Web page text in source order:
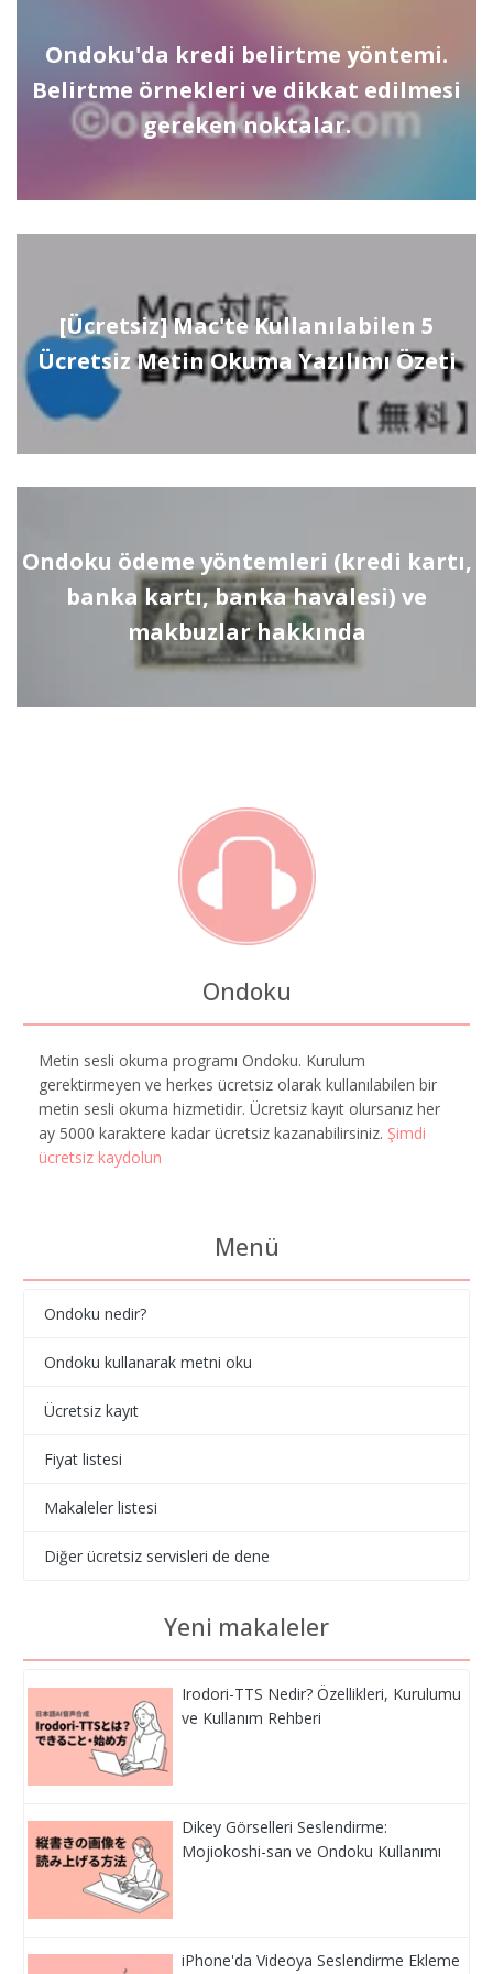
Ondoku'da kredi belirtme yöntemi.
Belirtme örnekleri ve dikkat edilmesi
gereken noktalar.
[Ücretsiz] Mac'te Kullanılabilen 5
Ücretsiz Metin Okuma Yazılımı Özeti
Ondoku ödeme yöntemleri (kredi kartı,
banka kartı, banka havalesi) ve
makbuzlar hakkında
Ondoku
Metin sesli okuma programı Ondoku. Kurulum
gerektirmeyen ve herkes ücretsiz olarak kullanılabilen bir
metin sesli okuma hizmetidir. Ücretsiz kayıt olursanız her
ay 5000 karaktere kadar ücretsiz kazanabilirsiniz. Şimdi
ücretsiz kaydolun
Menü
Ondoku nedir?
Ondoku kullanarak metni oku
Ücretsiz kayıt
Fiyat listesi
Makaleler listesi
Diğer ücretsiz servisleri de dene
Yeni makaleler
Irodori-TTS Nedir? Özellikleri, Kurulumu
ve Kullanım Rehberi
Dikey Görselleri Seslendirme:
Mojiokoshi-san ve Ondoku Kullanımı
iPhone'da Videoya Seslendirme Ekleme